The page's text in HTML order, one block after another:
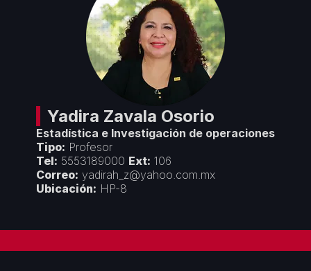
Directorio
Contacto
Créditos
Objetivos y Estrategias
Licenciaturas / Posgrados
Grupos Temáticos
Espacios de Docencia
Investigación
Áreas Académicas
Espacios de Investigación
Seminarios y Congresos
Premios y Reconocimientos
Cursos de Actualización
Vinculación
Convenios con Empresas
Colaboración con Universidades
Proyectos Financiados
Servicios
Formatos Departamentales
Yadira Zavala Osorio
Estadística e Investigación de operaciones
Tipo: Profesor
Tel: 5553189000 Ext: 106
Correo: yadirah_z@yahoo.com.mx
Ubicación: HP-8